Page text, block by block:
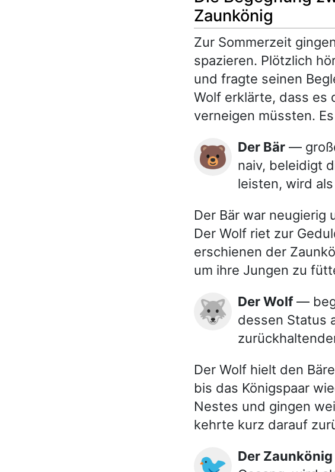
Zaunkönig
Zur Sommerzeit
spazieren. Plötzlich
und fragte seinen
Wolf erklärte, dass es
verneigen müssten.
🐻 Der Bär —
naiv, beleidigt
leisten, wird
Der Bär war neugierig
Der Wolf riet zur
erschienen der
um ihre Jungen zu
🐺 Der Wolf—
dessen Status
Der Wolf hielt den
bis das Königspaar
Nestes und gingen
kehrte kurz darauf
🐦 Der